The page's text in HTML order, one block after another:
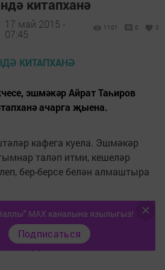
китапханә
17 май 2015 -
07:45
1101 0 0
эшмәкәр Айрат Таһиров
ачарга җыена.
кафега куела. Эшмәкәр
таләп итми, кешеләр
бер-берсе белән алмаштыра
важным и интересным в
Татмедиа
MAX каналына язылыгыз!
Подписаться